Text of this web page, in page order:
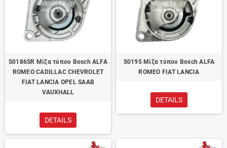
S0186SR Μίζα τύπου Bosch ALFA
ROMEO CADILLAC CHEVROLET
FIAT LANCIA OPEL SAAB
VAUXHALL
DETAILS
S0195 Μίζα τύπου Bosch ALFA
ROMEO FIAT LANCIA
DETAILS